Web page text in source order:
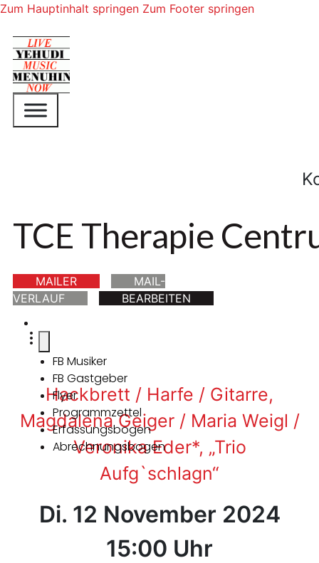
Zum Hauptinhalt springen Zum Footer springen
TCE Therapie
MAILER
MAIL-
VERLAUF
BEARBEITEN
FB Musiker
FB Gastgeber
Flyer
Programmzettel
Erfassungsbogen
Abrechnungsbogen
Hackbrett / Harfe / Gitarre,
Magdalena Geiger / Maria Weigl /
Veronika Eder*, „Trio
Aufg`schlagn“
Di. 12 November 2024
15:00 Uhr